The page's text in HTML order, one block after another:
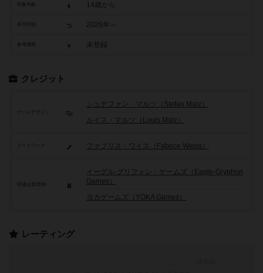
14歳から
2026年～
参考価格 未登録
クレジット
ゲームデザイン
シュテファン・マルツ（Stefan Malz）
ルイス・マルツ（Louis Malz）
アートワーク ファブリス・ワイス（Fabrice Weiss）
イーグル-グリフォン・ゲームズ（Eagle-Gryphon
Games）
ヨカゲームズ（YOKA Games）
レーティング